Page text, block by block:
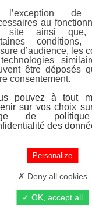
NOUS ?FOIRE
41 29 19
de
au
site ainsi que,
d’audience, les
être déposés
consentement.
pouvez à tout
sur vos choix
de
des
Personalize
Deny all cookies
OK, accept all